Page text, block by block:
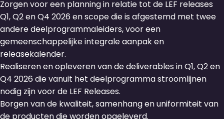
Zorgen voor een planning in relatie tot de LEF releases
Q1, Q2 en Q4 2026 en scope die is afgestemd met twee
andere deelprogrammaleiders, voor een
gemeenschappelijke integrale aanpak en
releasekalender.
Realiseren en opleveren van de deliverables in Q1, Q2 en
Q4 2026 die vanuit het deelprogramma stroomlijnen
nodig zijn voor de LEF Releases.
Borgen van de kwaliteit, samenhang en uniformiteit van
de producten die worden opgeleverd.